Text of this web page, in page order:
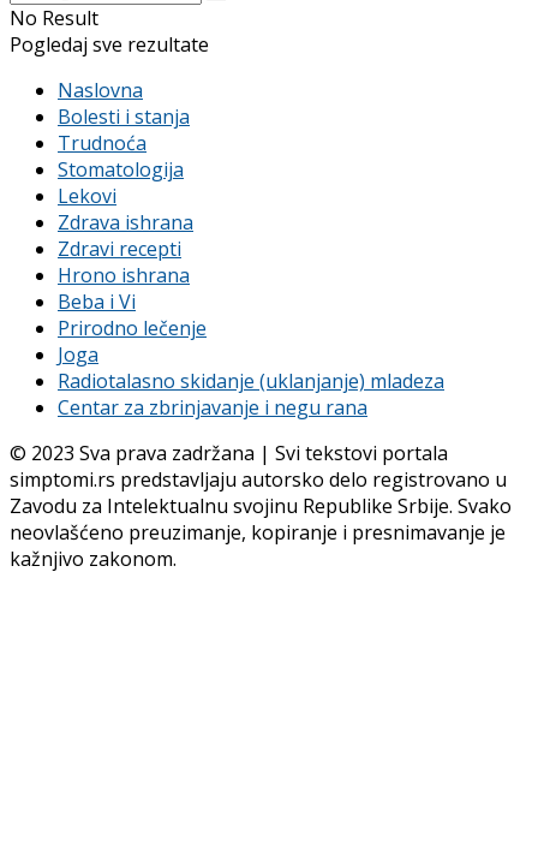
No Result
Pogledaj sve rezultate
Naslovna
Bolesti i stanja
Trudnoća
Stomatologija
Lekovi
Zdrava ishrana
Zdravi recepti
Hrono ishrana
Beba i Vi
Prirodno lečenje
Joga
Radiotalasno skidanje (uklanjanje) mladeza
Centar za zbrinjavanje i negu rana
© 2023 Sva prava zadržana | Svi tekstovi portala
simptomi.rs predstavljaju autorsko delo registrovano u
Zavodu za Intelektualnu svojinu Republike Srbije. Svako
neovlašćeno preuzimanje, kopiranje i presnimavanje je
kažnjivo zakonom.